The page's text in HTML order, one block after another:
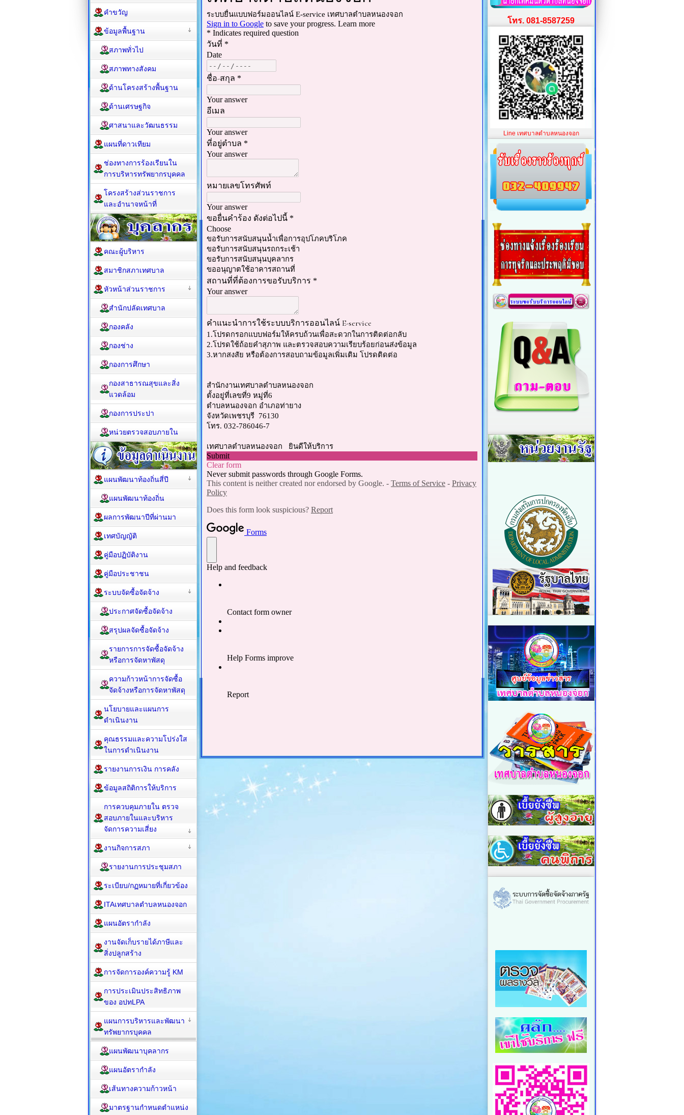
คำขวัญ
ข้อมูลพื้นฐาน
สภาพทั่วไป
สภาพทางสังคม
ด้านโครงสร้างพื้นฐาน
ด้านเศรษฐกิจ
ศาสนาและวัฒนธรรม
แผนที่ดาวเทียม
ช่องทางการร้องเรียนใน
การบริหารทรัพยากรบุคคล
โครงสร้างส่วนราชการ
และอำนาจหน้าที่
คณะผู้บริหาร
สมาชิกสภาเทศบาล
หัวหน้าส่วนราชการ
สำนักปลัดเทศบาล
กองคลัง
กองช่าง
กองการศึกษา
กองสาธารณสุขและสิ่ง
แวดล้อม
กองการประปา
หน่วยตรวจสอบภายใน
แผนพัฒนาท้องถิ่นสี่ปี
แผนพัฒนาท้องถิ่น
ผลการพัฒนาปีที่ผ่านมา
เทศบัญญัติ
คู่มือปฏิบัติงาน
คู่มือประชาชน
ระบบจัดซื้อจัดจ้าง
ประกาศจัดซื้อจัดจ้าง
สรุปผลจัดซื้อจัดจ้าง
รายการการจัดซื้อจัดจ้าง
หรือการจัดหาพัสดุ
ความก้าวหน้าการจัดซื้อ
จัดจ้างหรือการจัดหาพัสดุ
นโยบายและแผนการ
ดำเนินงาน
คุณธรรมและความโปร่งใส
ในการดำเนินงาน
รายงานการเงิน การคลัง
ข้อมูลสถิติการให้บริการ
การควบคุมภายใน ตรวจ
สอบภายในและบริหาร
จัดการความเสี่ยง
งานกิจการสภา
รายงานการประชุมสภา
ระเบียบ/กฏหมายที่เกี่ยวข้อง
ITAเทศบาลตำบลหนองจอก
แผนอัตรากำลัง
งานจัดเก็บรายได้ภาษีและ
สิ่งปลูกสร้าง
การจัดการองค์ความรู้ KM
การประเมินประสิทธิภาพ
ของ อปทLPA
แผนการบริหารและพัฒนา
ทรัพยากรบุคคล
แผนพัฒนาบุคลากร
แผนอัตรากำลัง
เส้นทางความก้าวหน้า
มาตรฐานกำหนดตำแหน่ง
โทร. 081-8587259
Line เทศบาลตำบลหนองจอก